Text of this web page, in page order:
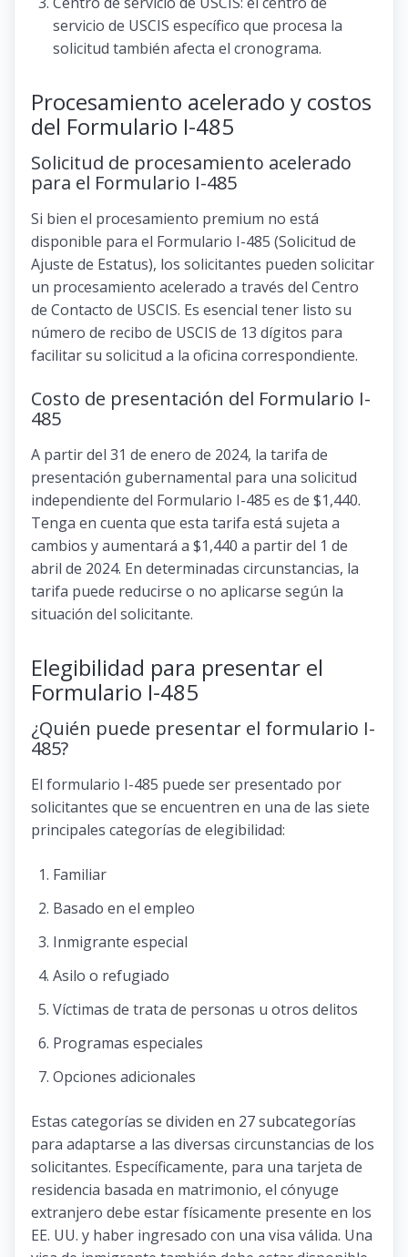
servicio de USCIS específico que procesa la
solicitud también afecta el cronograma.
Procesamiento acelerado y costos
del Formulario I-485
Solicitud de procesamiento acelerado
para el Formulario I-485
Si bien el procesamiento premium no está
disponible para el Formulario I-485 (Solicitud de
Ajuste de Estatus), los solicitantes pueden solicitar
un procesamiento acelerado a través del Centro
de Contacto de USCIS. Es esencial tener listo su
número de recibo de USCIS de 13 dígitos para
facilitar su solicitud a la oficina correspondiente.
Costo de presentación del Formulario I-
485
A partir del 31 de enero de 2024, la tarifa de
presentación gubernamental para una solicitud
independiente del Formulario I-485 es de $1,440.
Tenga en cuenta que esta tarifa está sujeta a
cambios y aumentará a $1,440 a partir del 1 de
abril de 2024. En determinadas circunstancias, la
tarifa puede reducirse o no aplicarse según la
situación del solicitante.
Elegibilidad para presentar el
Formulario I-485
¿Quién puede presentar el formulario I-
485?
El formulario I-485 puede ser presentado por
solicitantes que se encuentren en una de las siete
principales categorías de elegibilidad:
Familiar
Basado en el empleo
Inmigrante especial
Asilo o refugiado
Víctimas de trata de personas u otros delitos
Programas especiales
Opciones adicionales
Estas categorías se dividen en 27 subcategorías
para adaptarse a las diversas circunstancias de los
solicitantes. Específicamente, para una tarjeta de
residencia basada en matrimonio, el cónyuge
extranjero debe estar físicamente presente en los
EE. UU. y haber ingresado con una visa válida. Una